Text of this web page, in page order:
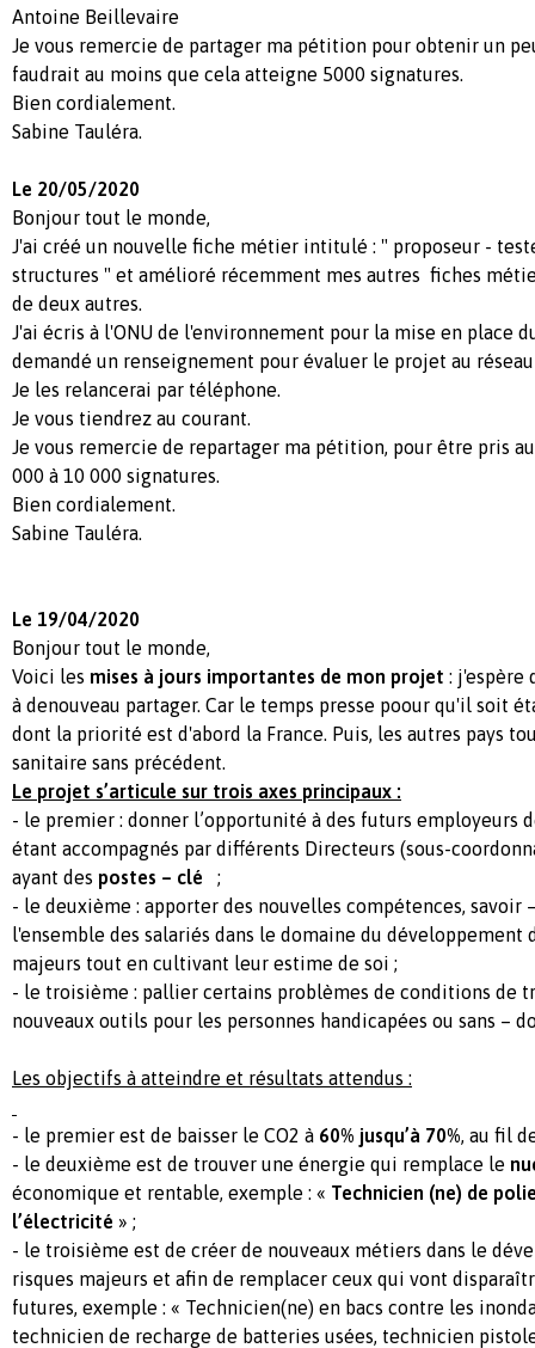
Antoine Beillevaire
Je vous remercie de partager ma pétition pour obtenir un
faudrait au moins que cela atteigne 5000 signatures.
Bien cordialement.
Sabine Tauléra.
Le 20/05/2020
Bonjour tout le monde,
J'ai créé un nouvelle fiche métier intitulé : " proposeur -
structures " et amélioré récemment mes autres fiches
de deux autres.
J'ai écris à l'ONU de l'environnement pour la mise en place
demandé un renseignement pour évaluer le projet au
Je les relancerai par téléphone.
Je vous tiendrez au courant.
Je vous remercie de repartager ma pétition, pour être pris
000 à 10 000 signatures.
Bien cordialement.
Sabine Tauléra.
Le 19/04/2020
Bonjour tout le monde,
Voici les mises à jours importantes de mon projet : j'espère
à denouveau partager. Car le temps presse poour qu'il soit
dont la priorité est d'abord la France. Puis, les autres pays
sanitaire sans précédent.
Le projet s’articule sur trois axes principaux :
- le premier : donner l’opportunité à des futurs employeurs
étant accompagnés par différents Directeurs (sous-
ayant des postes – clé ;
- le deuxième : apporter des nouvelles compétences, savoir
l'ensemble des salariés dans le domaine du développement
majeurs tout en cultivant leur estime de soi ;
- le troisième : pallier certains problèmes de conditions de
nouveaux outils pour les personnes handicapées ou sans –
Les objectifs à atteindre et résultats attendus :
- le premier est de baisser le CO2 à 60% jusqu’à 70%, au fil
- le deuxième est de trouver une énergie qui remplace le
économique et rentable, exemple : « Technicien (ne) de
l’électricité » ;
- le troisième est de créer de nouveaux métiers dans le
risques majeurs et afin de remplacer ceux qui vont
futures, exemple : « Technicien(ne) en bacs contre les
technicien de recharge de batteries usées, technicien